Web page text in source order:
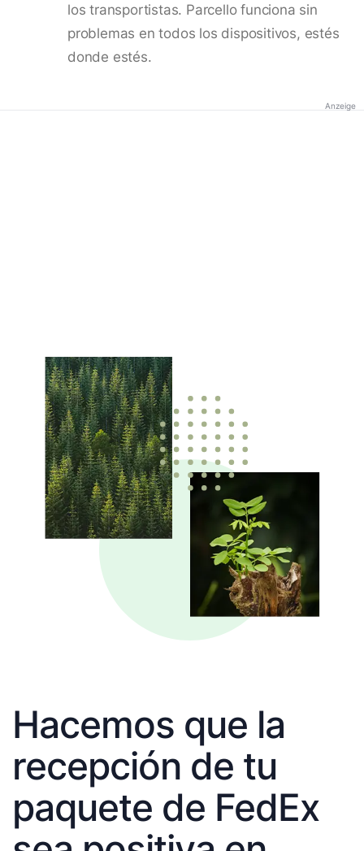
los transportistas. Parcello funciona sin
problemas en todos los dispositivos, estés
donde estés.
Anzeige
Hacemos que la
recepción de tu
paquete de FedEx